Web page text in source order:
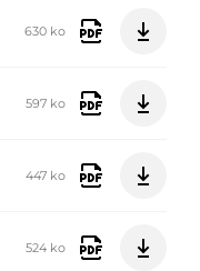
630 ko
597 ko
447 ko
524 ko